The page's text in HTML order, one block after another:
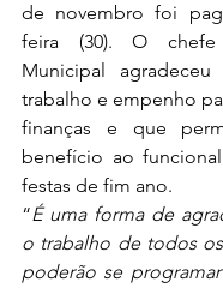
de novembro foi
feira (30). O
Municipal
trabalho e empenho
finanças e que
benefício ao
festas de fim ano.
“É uma forma de
o trabalho de todos
poderão se